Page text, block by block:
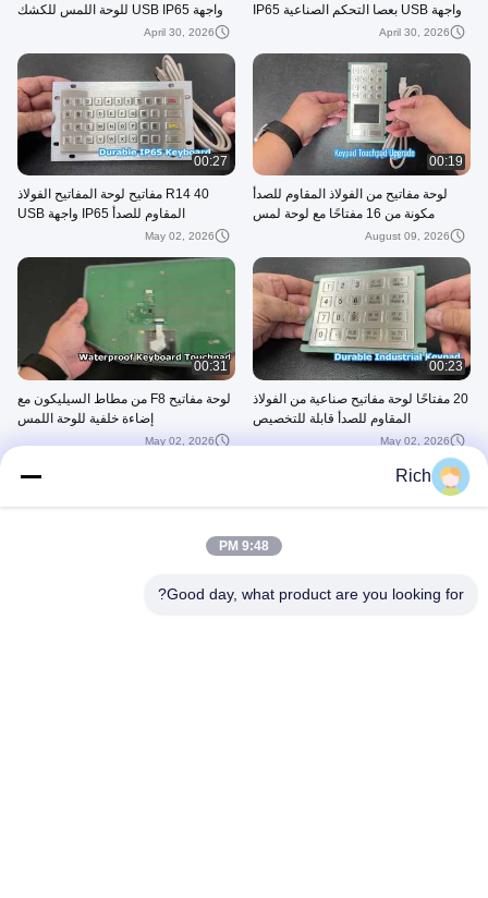
واجهة USB بعصا التحكم الصناعية IP65
April 30, 2026
واجهة USB IP65 للوحة اللمس للكشك
April 30, 2026
00:19
لوحة مفاتيح من الفولاذ المقاوم للصدأ
مكونة من 16 مفتاحًا مع لوحة لمس
August 09, 2026
00:27
R14 40 مفاتيح لوحة المفاتيح الفولاذ
المقاوم للصدأ IP65 واجهة USB
May 02, 2026
00:23
20 مفتاحًا لوحة مفاتيح صناعية من الفولاذ
المقاوم للصدأ قابلة للتخصيص
May 02, 2026
00:31
لوحة مفاتيح F8 من مطاط السيليكون مع
إضاءة خلفية للوحة اللمس
May 02, 2026
IP65 مقاومة للماء 12 مفتاحًا لوحة
Rich
9:48 PM
Good day, what product are you looking for?